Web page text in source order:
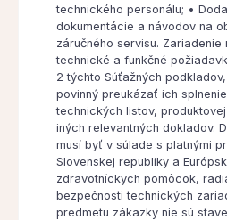
technického personálu; •
dokumentácie a návodov na
záručného servisu. Zariadenie
technické a funkčné
2 týchto Súťažných
povinný preukázať ich
technických listov,
iných relevantných dokladov.
musí byť v súlade s platnými
Slovenskej republiky a
zdravotníckych pomôcok,
bezpečnosti technických
predmetu zákazky nie sú